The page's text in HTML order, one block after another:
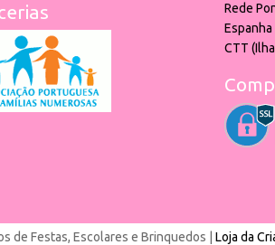
Rede
CTT
de Festas, Escolares e Brinquedos | Loja da